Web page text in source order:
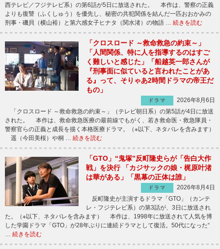
西テレビ／フジテレビ系）の第6話が5日に放送された。 本作は、警察の正義
よりも復讐（ふくしゅう）を優先し、秘密の共犯関係を結んだ一匹おおかみの
刑事・磯貝（横山裕）と第六感女子ヒナタ（関水渚）の物語 … 続きを読む
「クロスロード ～救命救急の約束～」
「人間関係、特に人を指導するのはすご
く難しいと感じた」「船越英一郎さんが
『刑事面に似ていると言われたことがあ
る』って、そりゃあ2時間ドラマの帝王だ
もの」
ドラマ
2026年8月6日
「クロスロード ～救命救急の約束～」（テレビ朝日系）の第5話が4日に放送
された。 本作は、救命救急医療の最前線でもがく、若き救命医・救急隊員・
警察官らの正義と成長を描く本格医療ドラマ。（※以下、ネタバレを含みます）
遥（今田美桜）や桐 … 続きを読む
「GTO」“鬼塚”反町隆史らが「告白大作
戦」を決行 「カジサックの娘・梶原叶渚
は華がある」「黒幕の正体は誰」
ドラマ
2026年8月4日
反町隆史が主演するドラマ「GTO」（カンテ
レ・フジテレビ系）の第3話が、3日に放送され
た。（※以下、ネタバレを含みます） 本作は、1998年に放送されて人気を博
した学園ドラマ「GTO」が28年ぶりに連続ドラマとして復活。50代になった“
… 続きを読む